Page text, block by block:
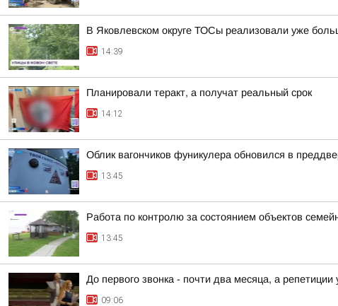
В Яковлевском округе ТОСы реализовали уже
14:39
Планировали теракт, а получат реальный срок
14:12
Облик вагончиков фуникулера обновился в
13:45
Работа по контролю за состоянием объектов
13:45
До первого звонка - почти два месяца, а репетиции
09:06